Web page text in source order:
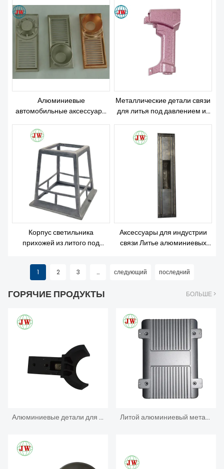
Алюминиевые
автомобильные аксессуары
Металлические детали связи
для литья под давлением из
Корпус светильника
прихожей из литого под
Аксессуары для индустрии
связи Литье алюминиевых
1 2 3 ... следующий последний
ГОРЯЧИЕ ПРОДУКТЫ БОЛЬШЕ >
Алюминиевые детали для литья под давлением для мебельного сельского хозяйства Литой алюминиевый металлический кронштейн